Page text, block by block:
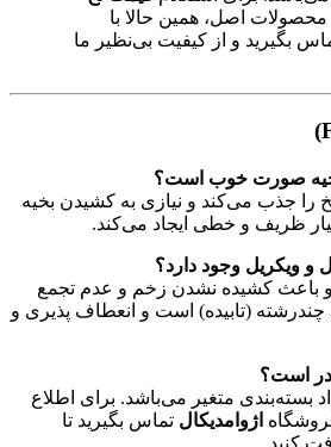
اصل، همین حالا با
بگیرید و از کیفیت بی‌نظیر ما
را جذب می‌کند و نیازی به کشیدن بخیه
ظریف و خطی ایجاد می‌کند.
باعث کشیده نشدن زخم و عدم تجمع
(تابیده) است و انعطاف پذیری و
بسته‌بندی متغیر می‌باشد. برای اطلاع
اژوامدیکال تماس بگیرید تا
کنید.